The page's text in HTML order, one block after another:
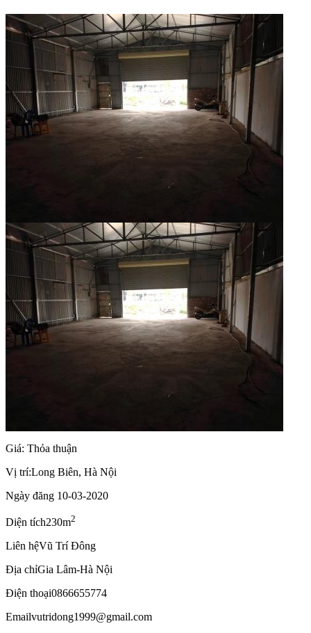
Giá: Thỏa thuận
Vị trí:Long Biên, Hà Nội
Ngày đăng 10-03-2020
Diện tích230m2
Liên hệVũ Trí Đông
Địa chỉGia Lâm-Hà Nội
Điện thoại0866655774
Emailvutridong1999@gmail.com